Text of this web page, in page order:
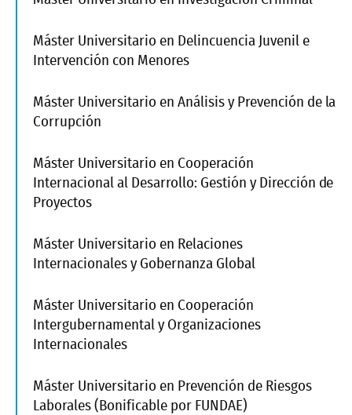
Máster Universitario en Delincuencia Juvenil e
Intervención con Menores
Máster Universitario en Análisis y Prevención de la
Corrupción
Máster Universitario en Cooperación
Internacional al Desarrollo: Gestión y Dirección de
Proyectos
Máster Universitario en Relaciones
Internacionales y Gobernanza Global
Máster Universitario en Cooperación
Intergubernamental y Organizaciones
Internacionales
Máster Universitario en Prevención de Riesgos
Laborales (Bonificable por FUNDAE)